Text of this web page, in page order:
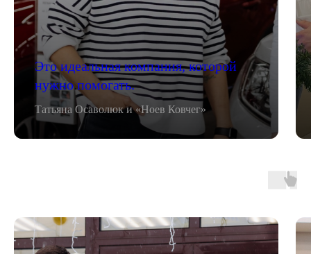
Это идеальная компания, которой
нужно помогать.
Татьяна Осаволюк и «Ноев Ковчег»